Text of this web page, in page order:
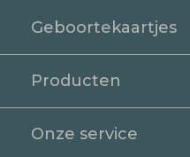
Geboortekaartjes
Producten
Onze service